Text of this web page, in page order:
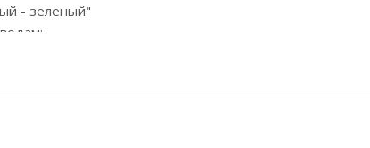
- зеленый"
с существующей системы распределительных
с IEC / EN 60898-1;